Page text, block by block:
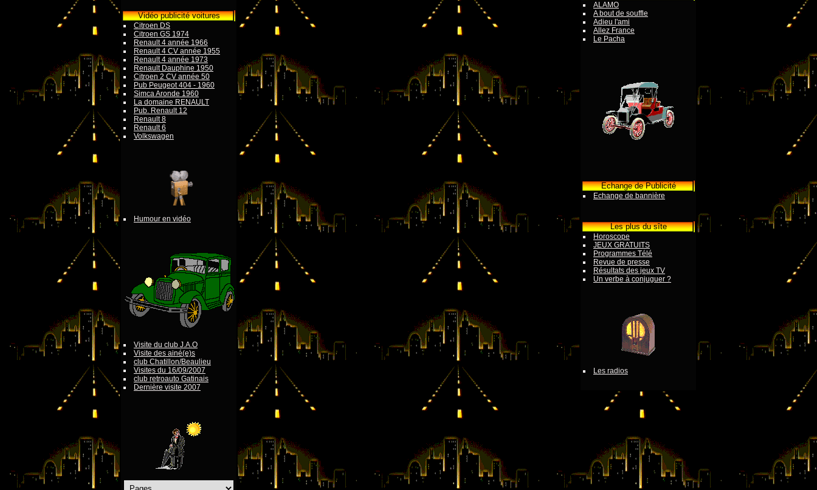
Vidéo publicité voitures
Citroen DS
Citroen GS 1974
Renault 4 année 1966
Renault 4 CV année 1955
Renault 4 année 1973
Renault Dauphine 1950
Citroen 2 CV année 50
Pub Peugeot 404 - 1960
Simca Aronde 1960
La domaine RENAULT
Pub. Renault 12
Renault 8
Renault 6
Volkswagen
Humour en vidéo
Visite du club J.A.O
Visite des ainé(e)s
club Chatillon/Beaulieu
Visites du 16/09/2007
club retroauto Gatinais
Dernière visite 2007
ALAMO
A bout de souffle
Adieu l'ami
Allez France
Le Pacha
Echange de Publicité
Echange de bannière
Les plus du sîte
Horoscope
JEUX GRATUITS
Programmes Télé
Revue de presse
Résultats des jeux TV
Un verbe à conjuguer ?
Les radios